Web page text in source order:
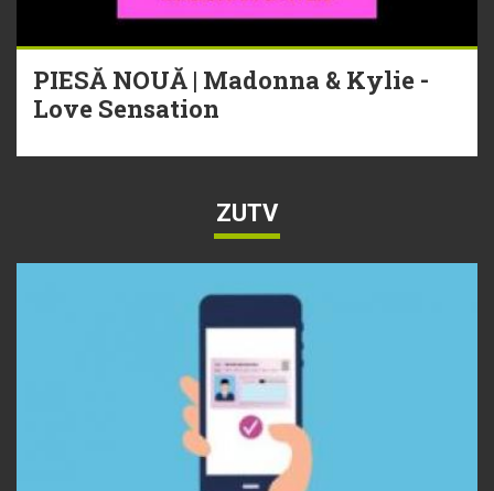
PIESĂ NOUĂ | Madonna & Kylie -
Love Sensation
ZUTV